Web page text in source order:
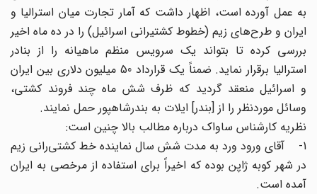
به عمل آورده است، اظهار داشت که آمار تجارت میان استرالیا و
ایران و طرح‌های زیم (خطوط کشتیرانی اسرائیل) را در ده ماه اخیر
بررسی کرده تا بتواند یک سرویس منظم ماهیانه را از بنادر
استرالیا برقرار نماید. ضمناً یک قرارداد 50 میلیون دلاری بین ایران
و اسرائیل منعقد گردید که ظرف شش ماه چند فروند کشتی،
وسائل موردنظر را از [بندر] ایلات به بندرشاهپور حمل نمایند.
نظریه کارشناس ساواک درباره مطالب بالا چنین است:
1- آقای ورود ورد به مدت شش سال نماینده خط کشتی‌رانی زیم
در شهر کوبه ژاپن بوده که اخیراً برای استفاده از مرخصی به ایران
آمده است.